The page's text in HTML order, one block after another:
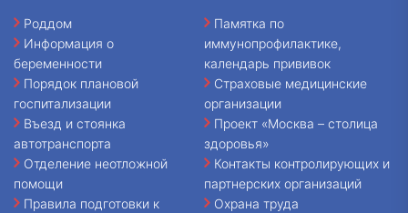
Роддом
Информация о
беременности
Порядок плановой
госпитализации
Въезд и стоянка
автотранспорта
Отделение неотложной
помощи
Правила подготовки к
Памятка по
иммунопрофилактике,
календарь прививок
Страховые медицинские
организации
Проект «Москва – столица
здоровья»
Контакты контролирующих и
партнерских организаций
Охрана труда